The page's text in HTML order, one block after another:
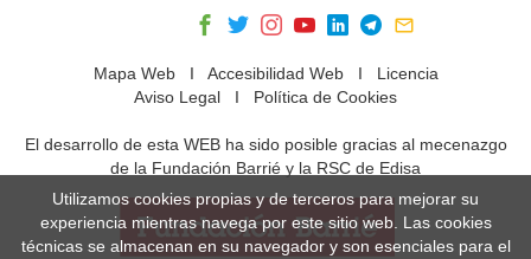
Mapa WebI Accesibilidad WebI Licencia
Aviso Legal I Política de Cookies
El desarrollo de esta WEB ha sido posible gracias al mecenazgo
de la Fundación Barrié y la RSC de Edisa
Utilizamos cookies propias y de terceros para mejorar su
experiencia mientras navega por este sitio web. Las cookies
técnicas se almacenan en su navegador y son esenciales para el